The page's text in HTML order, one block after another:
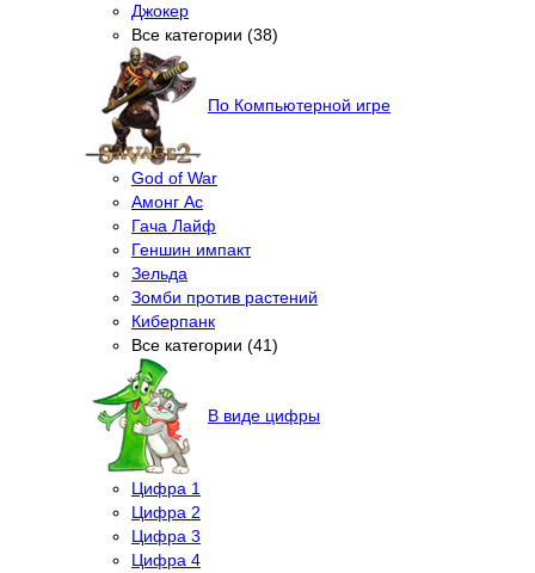
Джокер
Все категории (38)
По Компьютерной игре
God of War
Амонг Ас
Гача Лайф
Геншин импакт
Зельда
Зомби против растений
Киберпанк
Все категории (41)
В виде цифры
Цифра 1
Цифра 2
Цифра 3
Цифра 4